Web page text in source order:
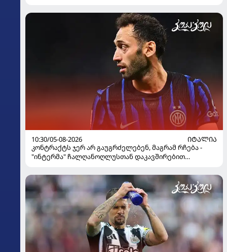
10:30/05-08-2026
ᲘᲢᲐᲚᲘᲐ
კონტრაქტს ჯერ არ გაუგრძელებენ, მაგრამ რჩება -
"ინტერმა" ჩალღანოღლუსთან დაკავშირებით